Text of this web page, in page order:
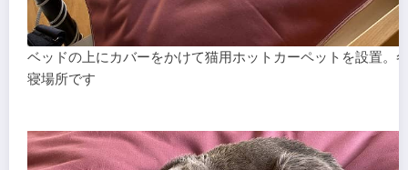
ベッドの上にカバーをかけて猫用ホットカーペットを設置。
寝場所です